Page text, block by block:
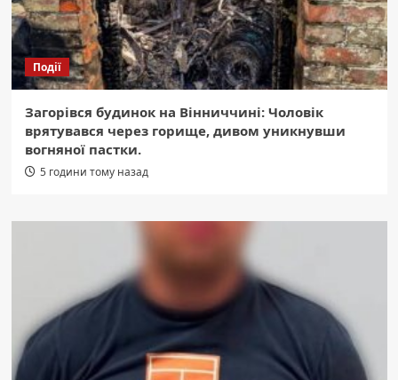
Події
Загорівся будинок на Вінниччині: Чоловік
врятувався через горище, дивом уникнувши
вогняної пастки.
5 години тому назад